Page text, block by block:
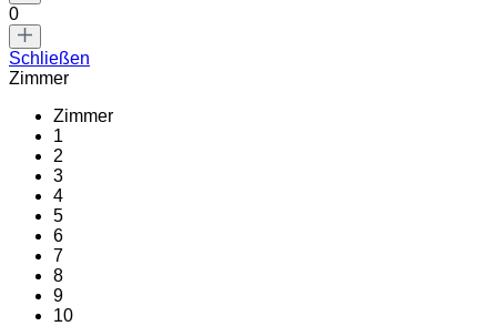
0
Schließen
Zimmer
Zimmer
1
2
3
4
5
6
7
8
9
10